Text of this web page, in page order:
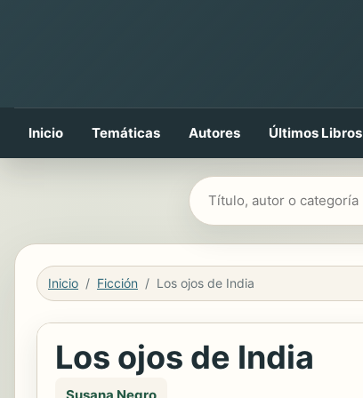
Inicio Temáticas Autores Últimos Libros
Buscar libros
Inicio Ficción Los ojos de India
Los ojos de India